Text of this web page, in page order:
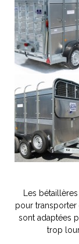
Les
pour transporter
sont adaptées
trop